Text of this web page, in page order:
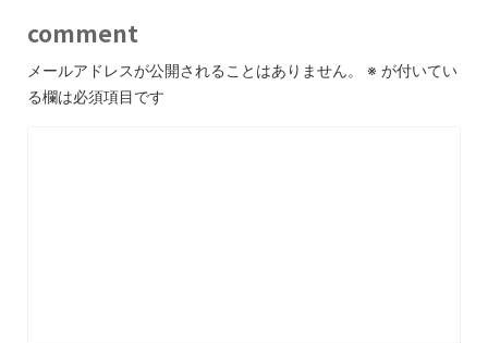
comment
メールアドレスが公開されることはありません。 ※ が付いてい
る欄は必須項目です